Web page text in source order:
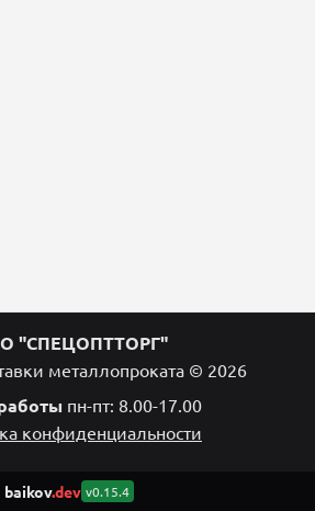
"СПЕЦОПТТОРГ"
металлопроката © 2026
пн-пт: 8.00-17.00
конфиденциальности
baikov.dev v0.15.4